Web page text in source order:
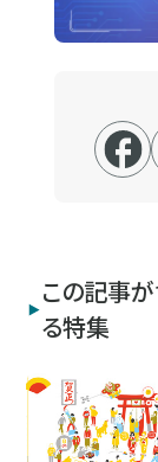
この記事
る特集